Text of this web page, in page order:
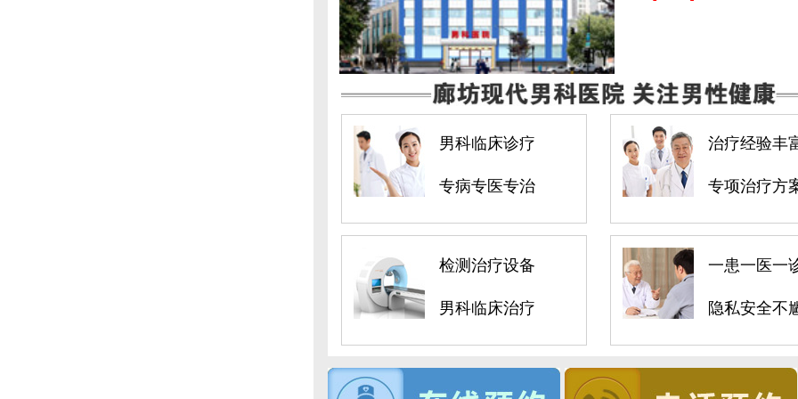
男科临床诊疗
专病专医专治
治疗经验丰
专项治疗方
检测治疗设备
男科临床治疗
一患一医一
隐私安全不